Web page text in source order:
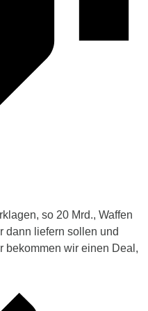
so 20 Mrd., Waffen
dann liefern sollen und
bekommen wir einen Deal,